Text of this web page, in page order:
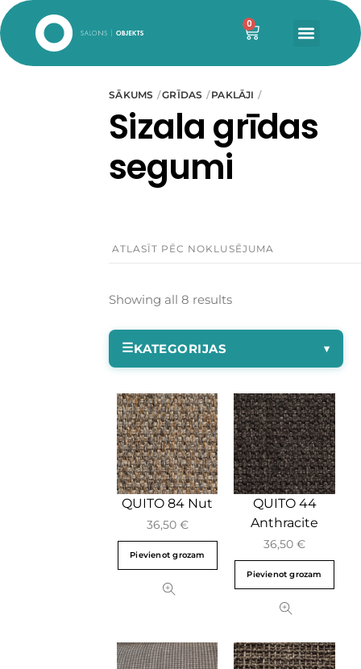
0
SĀKUMS GRĪDAS PAKLĀJI
Sizala grīdas
segumi
Showing all 8 results
☰KATEGORIJAS ▾
QUITO 84 Nut
36,50 €
Pievienot grozam
QUITO 44
Anthracite
36,50€
Pievienot grozam